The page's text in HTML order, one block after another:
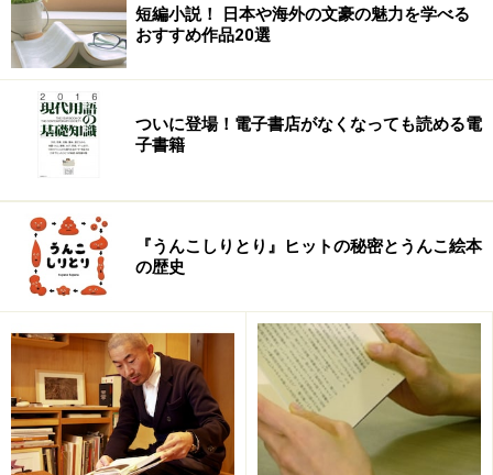
いや、正直のところ、かなりガツンときた。
そして、月日が流れ、彼が信州・安曇野に住居を移しそ
こで白い花ばかりの庭作りに没頭しているという話を聞
いた時には、いささかガッカリしたものだった。ああ、
あんなギラギラした作品を世に出した丸山健二が、「癒
しの庭造り」!? ガーデニングの歓びを描いた『安曇野
の白い庭』は読まずじまいだったのだが・・・。久々の
長編、しかも「庭」を重要なモティーフにした作品とい
うことで、個人的には、ちょっとした賭けの気分で手に
で、考えを改めた。
著者にとって、作庭は、癒しとか、そんな生っちょろい
ものではないのだ。庭とは彼にとって生と死を凝視する
短編小説！ 日本や海外の文豪の魅力を学べる
おすすめ作品20選
ついに登場！電子書店がなくなっても読める電
子書籍
『うんこしりとり』ヒットの秘密とうんこ絵本
の歴史